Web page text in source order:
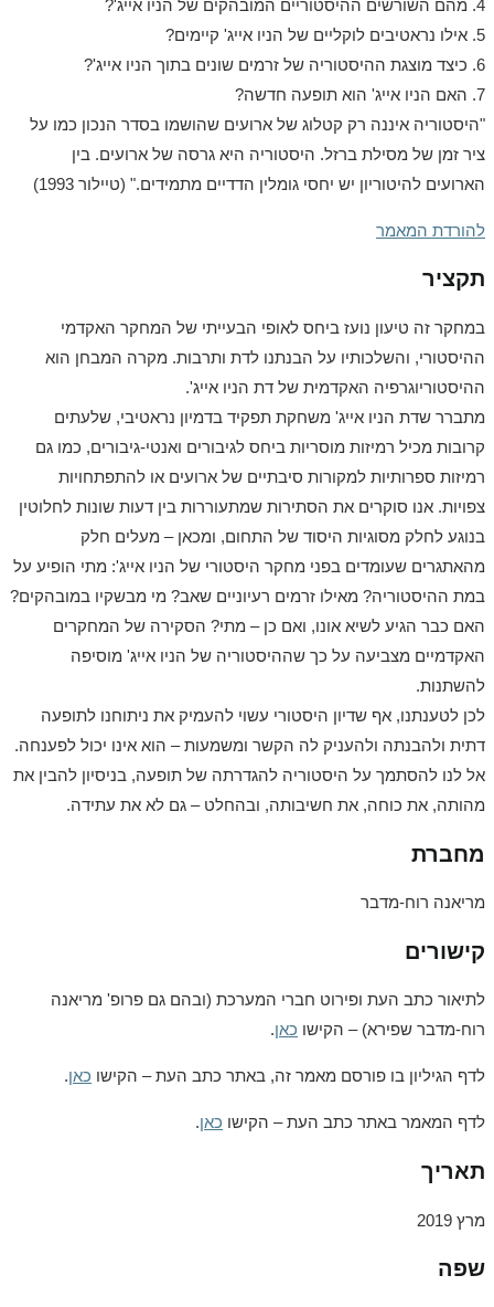
4. מהם השורשים ההיסטוריים המובהקים של הניו אייג'?
5. אילו נראטיבים לוקליים של הניו אייג' קיימים?
6. כיצד מוצגת ההיסטוריה של זרמים שונים בתוך הניו אייג'?
7. האם הניו אייג' הוא תופעה חדשה?
"היסטוריה איננה רק קטלוג של ארועים שהושמו בסדר הנכון כמו על
ציר זמן של מסילת ברזל. היסטוריה היא גרסה של ארועים. בין
הארועים להיטוריון יש יחסי גומלין הדדיים מתמידים." (טיילור 1993)
להורדת המאמר
תקציר
במחקר זה טיעון נועז ביחס לאופי הבעייתי של המחקר האקדמי
ההיסטורי, והשלכותיו על הבנתנו לדת ותרבות. מקרה המבחן הוא
ההיסטוריוגרפיה האקדמית של דת הניו אייג'.
מתברר שדת הניו אייג' משחקת תפקיד בדמיון נראטיבי, שלעתים
קרובות מכיל רמיזות מוסריות ביחס לגיבורים ואנטי-גיבורים, כמו גם
רמיזות ספרותיות למקורות סיבתיים של ארועים או להתפתחויות
צפויות. אנו סוקרים את הסתירות שמתעוררות בין דעות שונות לחלוטין
בנוגע לחלק מסוגיות היסוד של התחום, ומכאן – מעלים חלק
מהאתגרים שעומדים בפני מחקר היסטורי של הניו אייג': מתי הופיע על
במת ההיסטוריה? מאילו זרמים רעיוניים שאב? מי מבשקיו במובהקים?
האם כבר הגיע לשיא אונו, ואם כן – מתי? הסקירה של המחקרים
האקדמיים מצביעה על כך שההיסטוריה של הניו אייג' מוסיפה
להשתנות.
לכן לטענתנו, אף שדיון היסטורי עשוי להעמיק את ניתוחנו לתופעה
דתית ולהבנתה ולהעניק לה הקשר ומשמעות – הוא אינו יכול לפענחה.
אל לנו להסתמך על היסטוריה להגדרתה של תופעה, בניסיון להבין את
מהותה, את כוחה, את חשיבותה, ובהחלט – גם לא את עתידה.
מחברת
מריאנה רוח-מדבר
קישורים
לתיאור כתב העת ופירוט חברי המערכת (ובהם גם פרופ' מריאנה
רוח-מדבר שפירא) – הקישו כאן.
לדף הגיליון בו פורסם מאמר זה, באתר כתב העת – הקישו כאן.
לדף המאמר באתר כתב העת – הקישו כאן.
תאריך
מרץ 2019
שפה